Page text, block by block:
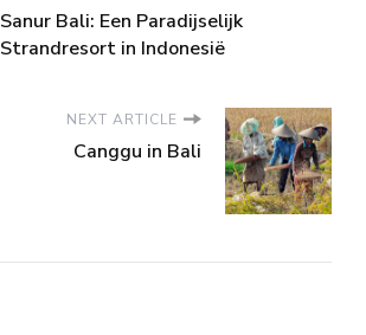
Sanur Bali: Een Paradijselijk
Strandresort in Indonesië
NEXT ARTICLE
Canggu in Bali